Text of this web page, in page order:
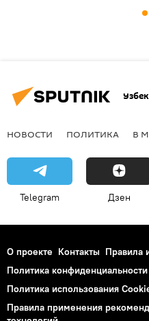
НОВОСТИ ПОЛИТИКА В
Telegram Дзен
О проекте Контакты Правила
Политика конфиденциальности
Политика использования
Правила применения